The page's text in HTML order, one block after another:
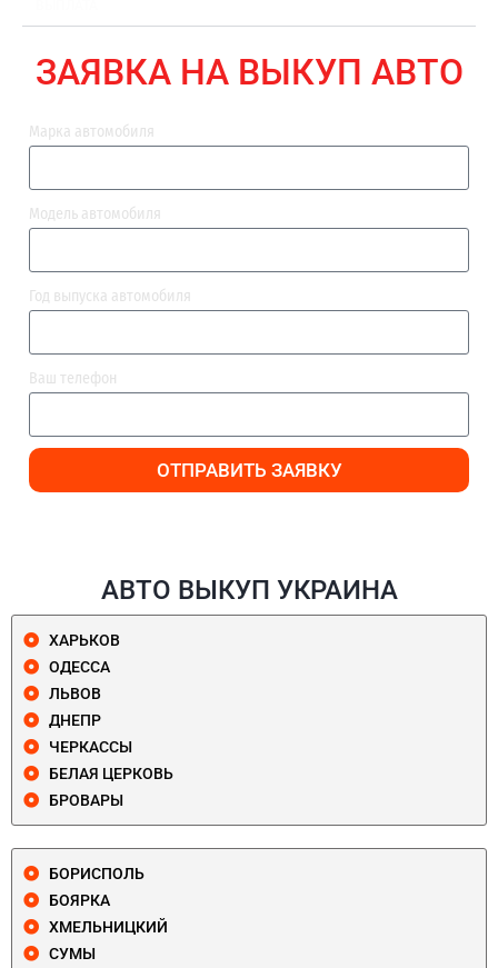
ЗАЯВКА НА ВЫКУП АВТО
Марка автомобиля
Модель автомобиля
Год выпуска автомобиля
Ваш телефон
ОТПРАВИТЬ ЗАЯВКУ
АВТО ВЫКУП УКРАИНА
ХАРЬКОВ
ОДЕССА
ЛЬВОВ
ДНЕПР
ЧЕРКАССЫ
БЕЛАЯ ЦЕРКОВЬ
БРОВАРЫ
БОРИСПОЛЬ
БОЯРКА
ХМЕЛЬНИЦКИЙ
СУМЫ